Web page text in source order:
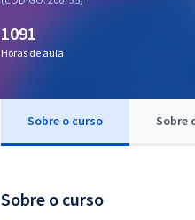
1091
Horas de aula
Sobre o curso Sobre
Sobre o curso